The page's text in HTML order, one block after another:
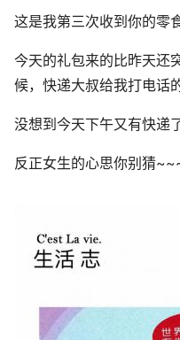
这是我第三次收到你的零
今天的礼包来的比昨天还
候，快递大叔给我打电话
没想到今天下午又有快递
反正女生的心思你别猜